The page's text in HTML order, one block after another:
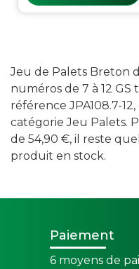
Jeu de Palets Breton
numéros de 7 à 12
référence JPA108.7-
catégorie Jeu Palets.
de 54,90 €, il reste
produit en stock.
Paiement
6 moyens de